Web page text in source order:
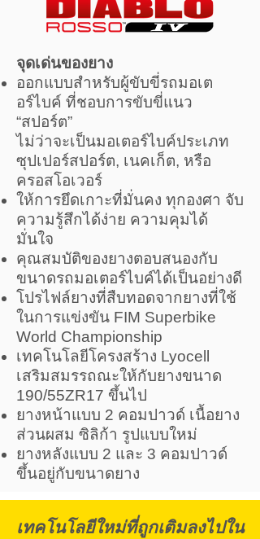
จุดเด่นของยาง
ออกแบบสำหรับผู้ขับขี่รถมอเต
อร์ไบค์ ที่ชอบการขับขี่แนว
“สปอร์ต”
ไม่ว่าจะเป็นมอเตอร์ไบค์ประเภท
ซุปเปอร์สปอร์ต, เนคเก็ต, หรือ
ครอสโอเวอร์
ให้การยึดเกาะที่มั่นคง ทุกองศา จับ
ความรู้สึกได้ง่าย ความคุมได้
มั่นใจ
คุณสมบัติของยางตอบสนองกับ
ขนาดรถมอเตอร์ไบค์ได้เป็นอย่างดี
โปรไฟล์ยางที่สืบทอดจากยางที่ใช้
ในการแข่งขัน FIM Superbike
World Championship
เทคโนโลยีโครงสร้าง Lyocell
เสริมสมรรถณะให้กับยางขนาด
190/55ZR17 ขึ้นไป
ยางหน้าแบบ 2 คอมปาวด์ เนื้อยาง
ส่วนผสม ซิลิก้า รูปแบบใหม่
ยางหลังแบบ 2 และ 3 คอมปาวด์
ขึ้นอยู่กับขนาดยาง
เทคโนโลยีใหม่ที่ถูกเติมลงไปใน